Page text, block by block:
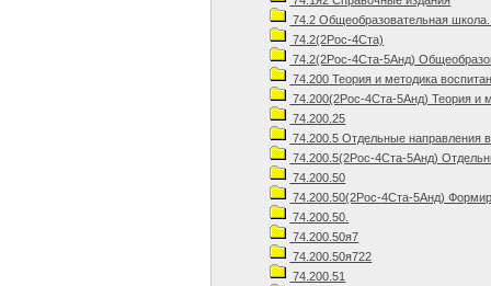
74.2 Общеобразовательная
74.2(2Рос-4Ста)
74.2(2Рос-4Ста-5Анд)
74.200 Теория и методика
74.200(2Рос-4Ста-5Анд) Теория и
74.200.25
74.200.5 Отдельные направления
74.200.5(2Рос-4Ста-5Анд)
74.200.50
74.200.50(2Рос-4Ста-5Анд)
74.200.50.
74.200.50я7
74.200.50я722
74.200.51